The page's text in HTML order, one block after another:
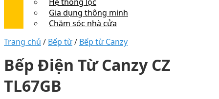
Gia dụng thông minh
Chăm sóc nhà cửa
Trang chủ / Bếp từ/ Bếp từ Canzy
Bếp Điện Từ Canzy CZ
TL67GB